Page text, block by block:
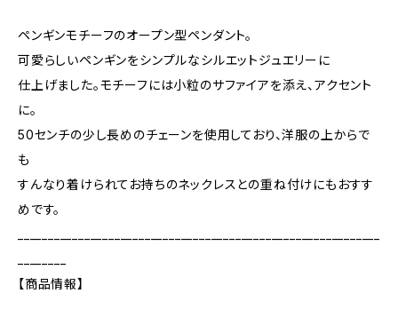
ペンギンモチーフのオープン型ペンダント。
可愛らしいペンギンをシンプルなシルエットジュエリーに
仕上げました。モチーフには小粒のサファイアを添え、アクセント
に。
50センチの少し長めのチェーンを使用しており、洋服の上からで
も
すんなり着けられてお持ちのネックレスとの重ね付けにもおすす
めです。
【商品情報】